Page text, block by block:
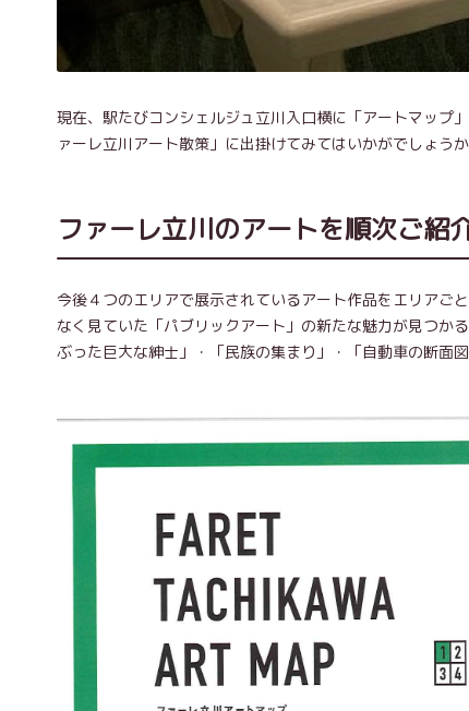
現在、駅たびコンシェルジュ立川入口横に「アートマップ
ァーレ立川アート散策」に出掛けてみてはいかがでしょうか
ファーレ立川のアートを順次ご紹
今後４つのエリアで展示されているアート作品をエリアご
なく見ていた「パブリックアート」の新たな魅力が見つか
ぶった巨大な紳士」・「民族の集まり」・「自動車の断面